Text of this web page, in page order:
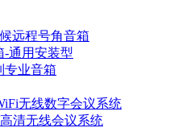
远程号角音箱
-通用安装型
专业音箱
无线数字会议系统
清无线会议系统